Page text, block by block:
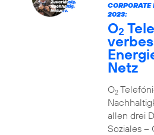
CORPORATE
2023:
O2
Netz
O2
allen drei
Soziales –